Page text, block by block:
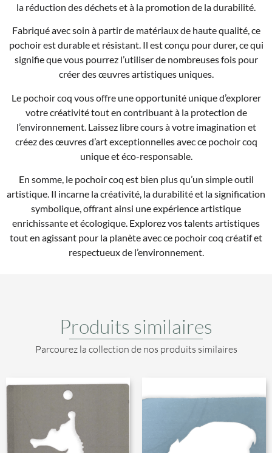
la réduction des déchets et à la promotion de la durabilité.
Fabriqué avec soin à partir de matériaux de haute qualité, ce
pochoir est durable et résistant. Il est conçu pour durer, ce qui
signifie que vous pourrez l’utiliser de nombreuses fois pour
créer des œuvres artistiques uniques.
Le pochoir coq vous offre une opportunité unique d’explorer
votre créativité tout en contribuant à la protection de
l’environnement. Laissez libre cours à votre imagination et
créez des œuvres d’art exceptionnelles avec ce pochoir coq
unique et éco-responsable.
En somme, le pochoir coq est bien plus qu’un simple outil
artistique. Il incarne la créativité, la durabilité et la signification
symbolique, offrant ainsi une expérience artistique
enrichissante et écologique. Explorez vos talents artistiques
tout en agissant pour la planète avec ce pochoir coq créatif et
respectueux de l’environnement.
Produits similaires
Parcourez la collection de nos produits similaires